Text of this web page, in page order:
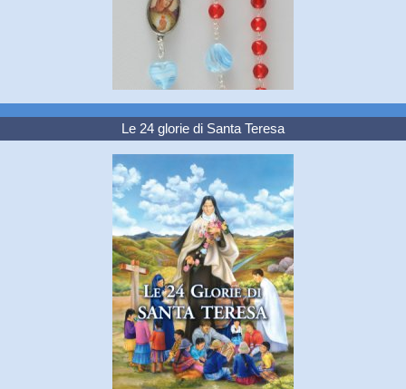
Le 24 glorie di Santa Teresa